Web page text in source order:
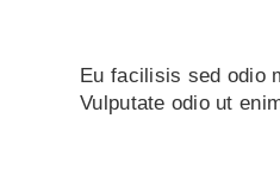
Eu facilisis sed odio
Vulputate odio ut